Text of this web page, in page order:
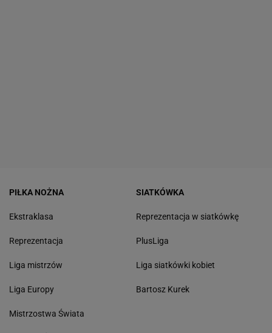
PIŁKA NOŻNA
Ekstraklasa
Reprezentacja
Liga mistrzów
Liga Europy
Mistrzostwa Świata
SIATKÓWKA
Reprezentacja w siatkówkę
PlusLiga
Liga siatkówki kobiet
Bartosz Kurek